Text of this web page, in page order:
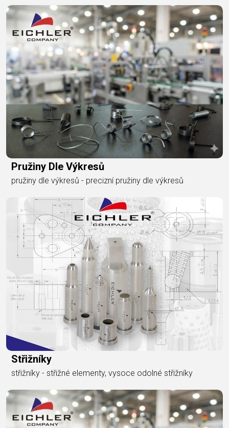
Pružiny Dle Výkresů
pružiny dle výkresů - precizní pružiny dle výkresů
Střižníky
střižníky - střižné elementy, vysoce odolné střižníky